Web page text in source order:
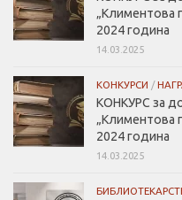
„Климентова
2024 година
14.03.2025
КОНКУРСИ /
КОНКУРС за
„Климентова
2024 година
14.03.2025